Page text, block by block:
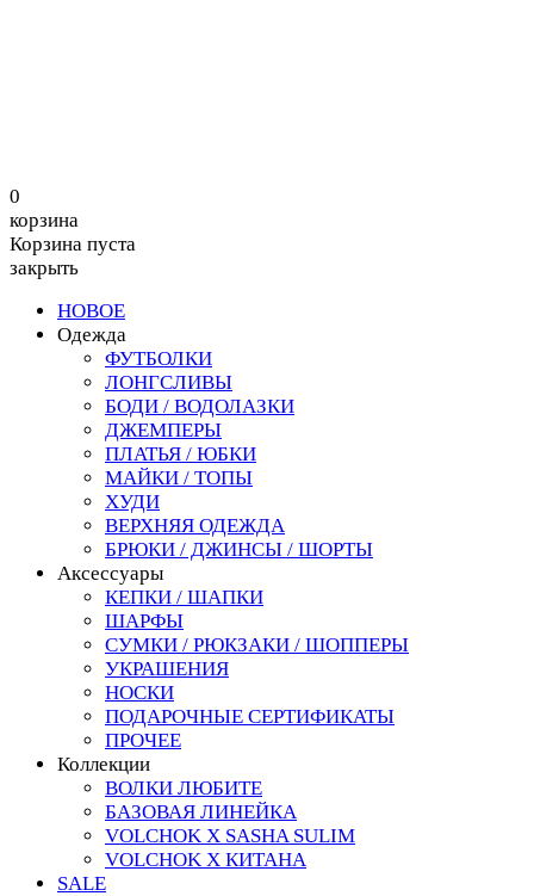
0
корзина
Корзина пуста
закрыть
НОВОЕ
Одежда
ФУТБОЛКИ
ЛОНГСЛИВЫ
БОДИ / ВОДОЛАЗКИ
ДЖЕМПЕРЫ
ПЛАТЬЯ / ЮБКИ
МАЙКИ / ТОПЫ
ХУДИ
ВЕРХНЯЯ ОДЕЖДА
БРЮКИ / ДЖИНСЫ / ШОРТЫ
Аксессуары
КЕПКИ / ШАПКИ
ШАРФЫ
СУМКИ / РЮКЗАКИ / ШОППЕРЫ
УКРАШЕНИЯ
НОСКИ
ПОДАРОЧНЫЕ СЕРТИФИКАТЫ
ПРОЧЕЕ
Коллекции
ВОЛКИ ЛЮБИТЕ
БАЗОВАЯ ЛИНЕЙКА
VOLCHOK X SASHA SULIM
VOLCHOK X КИТАНА
SALE